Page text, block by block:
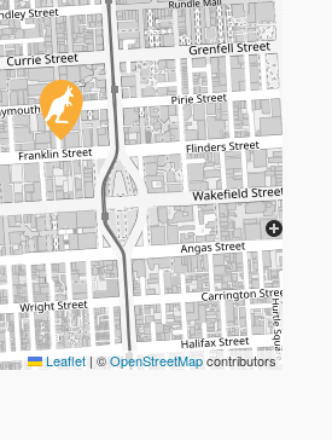
Leaflet | ©OpenStreetMapcontributors